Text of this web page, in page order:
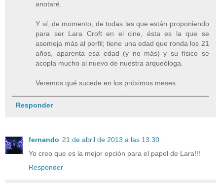
anotaré.
Y sí, de momento, de todas las que están proponiendo
para ser Lara Croft en el cine, ésta es la que se
asemeja más al perfil; tiene una edad que ronda los 21
años, aparenta esa edad (y no más) y su físico se
acopla mucho al nuevo de nuestra arqueóloga.
Veremos qué sucede en los próximos meses.
Responder
fernando 21 de abril de 2013 a las 13:30
Yo creo que es la mejor opción para el papel de Lara!!!
Responder